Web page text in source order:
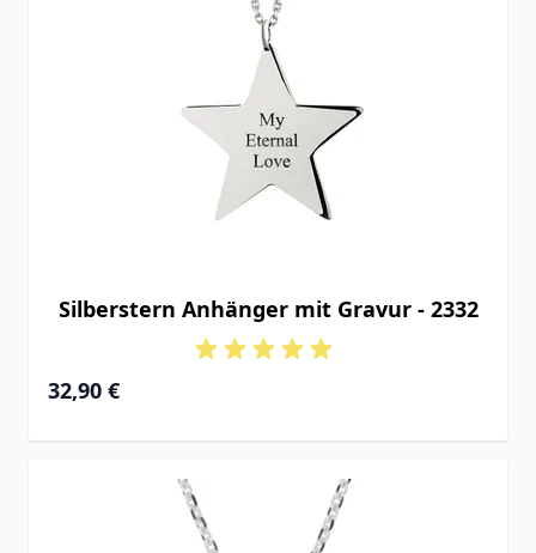
Silberstern Anhänger mit Gravur - 2332
32,90 €